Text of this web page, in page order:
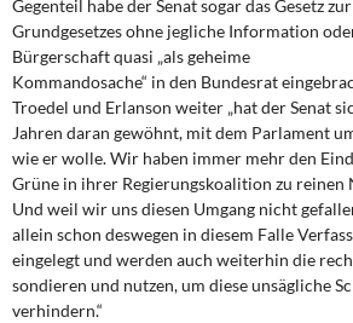
Rosa-Luxemburg-Stiftung
Über mich
Kontakt
Gegenteil habe der Senat sogar das Gesetz
Grundgesetzes ohne jegliche Information
Bürgerschaft quasi „als geheime
Kommandosache“ in den Bundesrat
Troedel und Erlanson weiter „hat der Senat
Jahren daran gewöhnt, mit dem Parlament
wie er wolle. Wir haben immer mehr den
Grüne in ihrer Regierungskoalition zu
Und weil wir uns diesen Umgang nicht
allein schon deswegen in diesem Falle
eingelegt und werden auch weiterhin die
sondieren und nutzen, um diese unsägliche
verhindern.“